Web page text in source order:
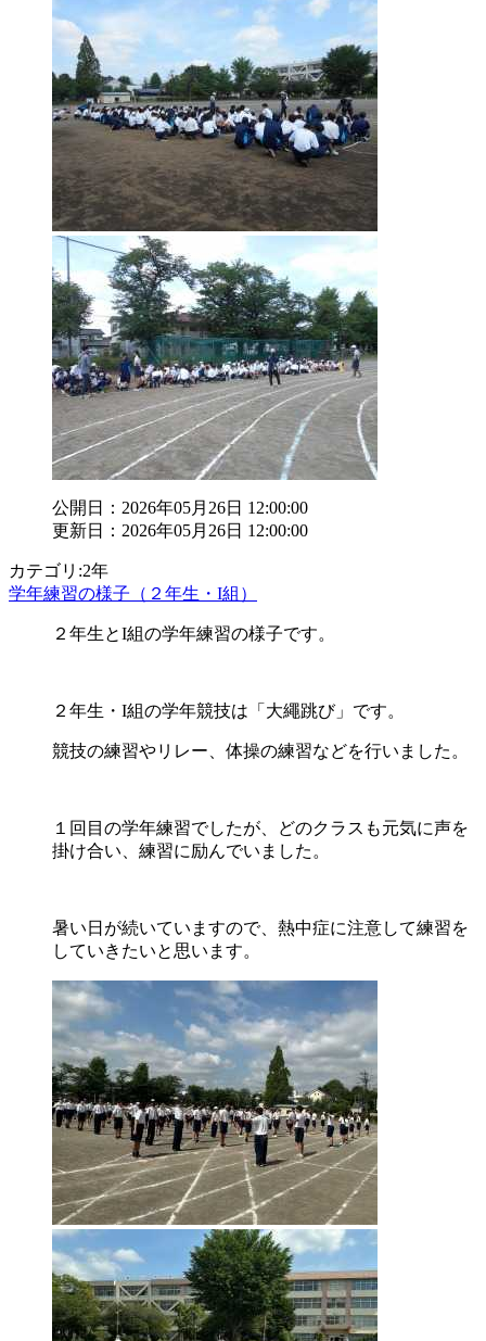
公開日：2026年05月26日 12:00:00
更新日：2026年05月26日 12:00:00
カテゴリ:2年
学年練習の様子（２年生・I組）
２年生とI組の学年練習の様子です。
２年生・I組の学年競技は「大繩跳び」です。
競技の練習やリレー、体操の練習などを行いました。
１回目の学年練習でしたが、どのクラスも元気に声を
掛け合い、練習に励んでいました。
暑い日が続いていますので、熱中症に注意して練習を
していきたいと思います。